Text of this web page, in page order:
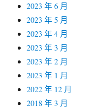
2023 年 6 月
2023 年 5 月
2023 年 4 月
2023 年 3 月
2023 年 2 月
2023 年 1 月
2022 年 12 月
2018 年 3 月